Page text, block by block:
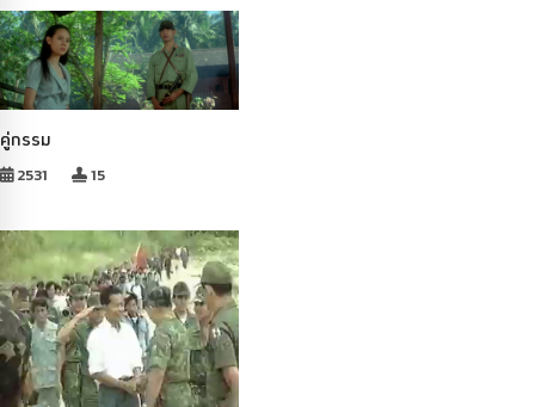
คู่กรรม
2531 15